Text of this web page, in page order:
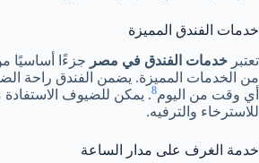
خدمات الفندق المميزة
تعتبر خدمات الفندق في مصر جزءًا أساسيًا
من الخدمات المميزة. يضمن الفندق راحة
أي وقت من اليوم8. يمكن للضيوف
للاسترخاء والترفيه.
خدمة الغرف على مدار الساعة